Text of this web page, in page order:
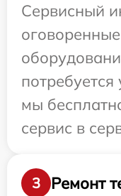
Сервисный
мы
сервис в
3
Ремонт